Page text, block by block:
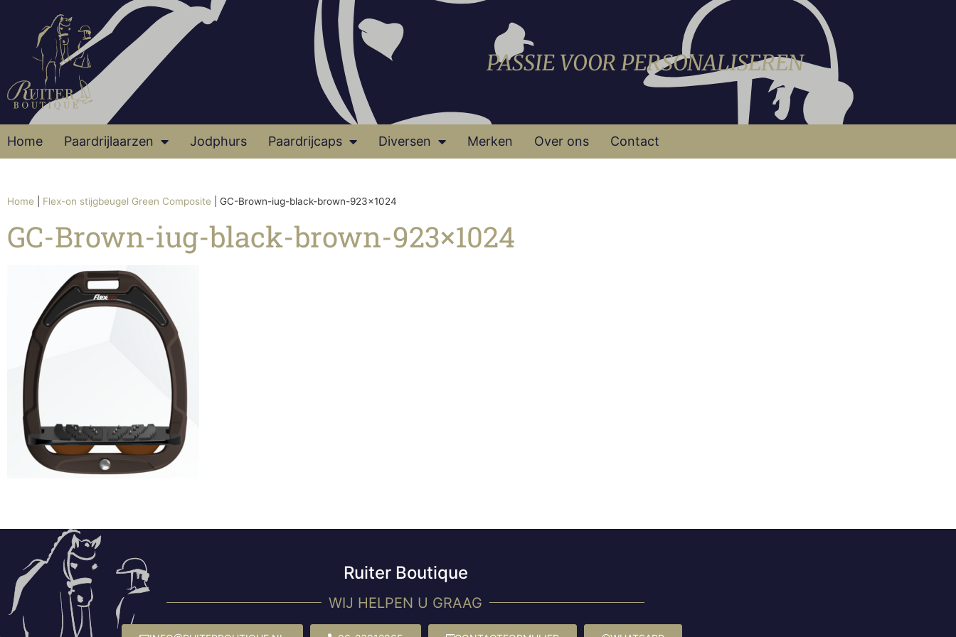
PASSIE VOOR PERSONALISEREN
Home Paardrijlaarzen Jodphurs Paardrijcaps Diversen Merken Over ons Contact
Home Flex-on stijgbeugel Green Composite GC-Brown-iug-black-brown-923×1024
GC-Brown-iug-black-brown-923×1024
Ruiter Boutique
WIJ HELPEN U GRAAG